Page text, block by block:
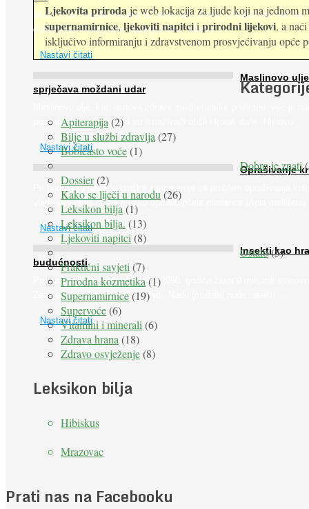
Muče li vas tegobe vezane uz srce, oči i živce, od kojih pati većina
dijabetičara u kasnijem stadiju bolesti, jabuke ...
Nastavi čitati
Maslinovo ulje
sprječava moždani udar
poznato. Ipak, francuski su istraživači otišli i korak dalje. Njihovo ...
Nastavi čitati
Oprašivanje
Pri podizanju nasada kruške zanemaruje se problem oprašivanja
vlada uvjerenje da će krušku oprašiti pčele medarice (Apis mellifera).
Nastavi čitati
Insekti kao
budućnosti
Prema predviđanjima FAO-a do 2050. godine život 9 milijardi
Zemlje bit će ugrožen zbog gladi. Nadu (možda) nude insekti. ...
Nastavi čitati
Ljekovita prirodaje web lokacija za ljude koji na jednom
supernamirnice,ljekoviti napitciiprirodni lijekovi, a
isključivo informiranju i zdravstvenom prosvjećivanju opće
Apiterapija (2)
Bilje u službi zdravlja (27)
Bobičasto voće(1)
Dobro je znati
Dossier(2)
Kako se liječi u narodu (26)
Leksikon bilja (1)
Leksikon bilja. (13)
Ljekoviti napitci (8)
Ostalo(5)
Praktični savjeti (7)
Prirodna kozmetika (1)
Supernamirnice(19)
Supervoće(6)
Vitamini i minerali (6)
Zdrava hrana (18)
Zdravo osvježenje(8)
Leksikon bilja
Hibiskus
Mrazovac
Prati nas na Facebooku